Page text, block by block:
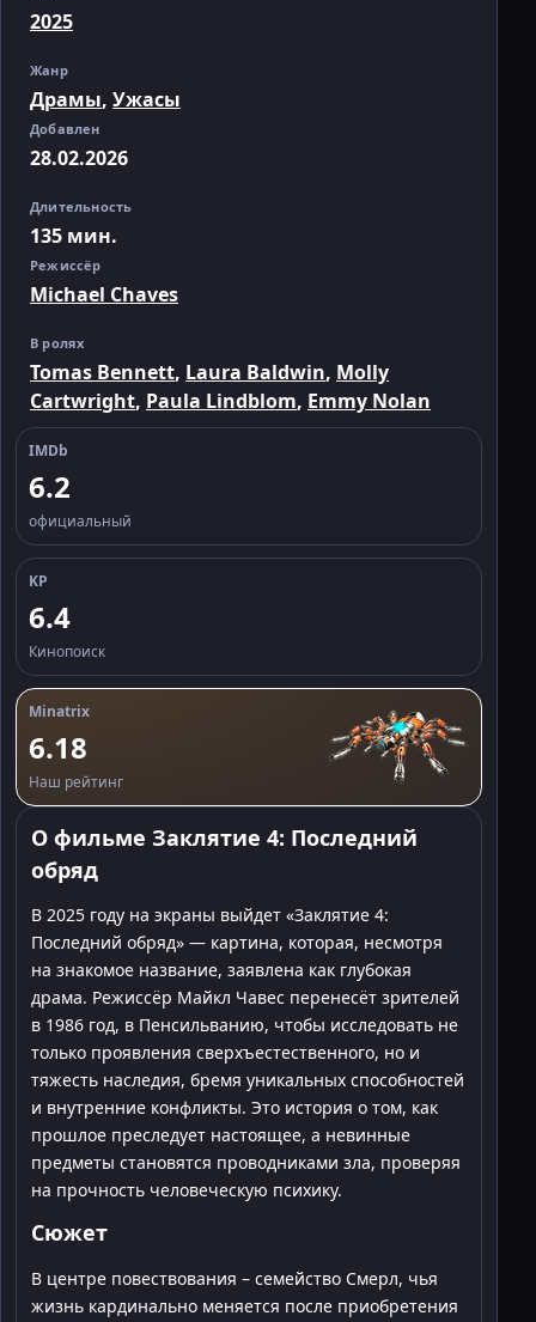
2025
Жанр
Драмы, Ужасы
Добавлен
28.02.2026
Длительность
135 мин.
Режиссёр
Michael Chaves
В ролях
Tomas Bennett, Laura Baldwin, Molly
Cartwright, Paula Lindblom, Emmy Nolan
IMDb
6.2
официальный
KP
6.4
Кинопоиск
Minatrix
6.18
Наш рейтинг
О фильме Заклятие 4: Последний
обряд
В 2025 году на экраны выйдет «Заклятие 4:
Последний обряд» — картина, которая, несмотря
на знакомое название, заявлена как глубокая
драма. Режиссёр Майкл Чавес перенесёт зрителей
в 1986 год, в Пенсильванию, чтобы исследовать не
только проявления сверхъестественного, но и
тяжесть наследия, бремя уникальных способностей
и внутренние конфликты. Это история о том, как
прошлое преследует настоящее, а невинные
предметы становятся проводниками зла, проверяя
на прочность человеческую психику.
Сюжет
В центре повествования – семейство Смерл, чья
жизнь кардинально меняется после приобретения